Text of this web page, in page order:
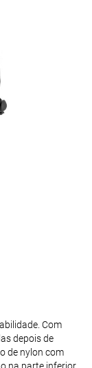
Com
depois de
de nylon com